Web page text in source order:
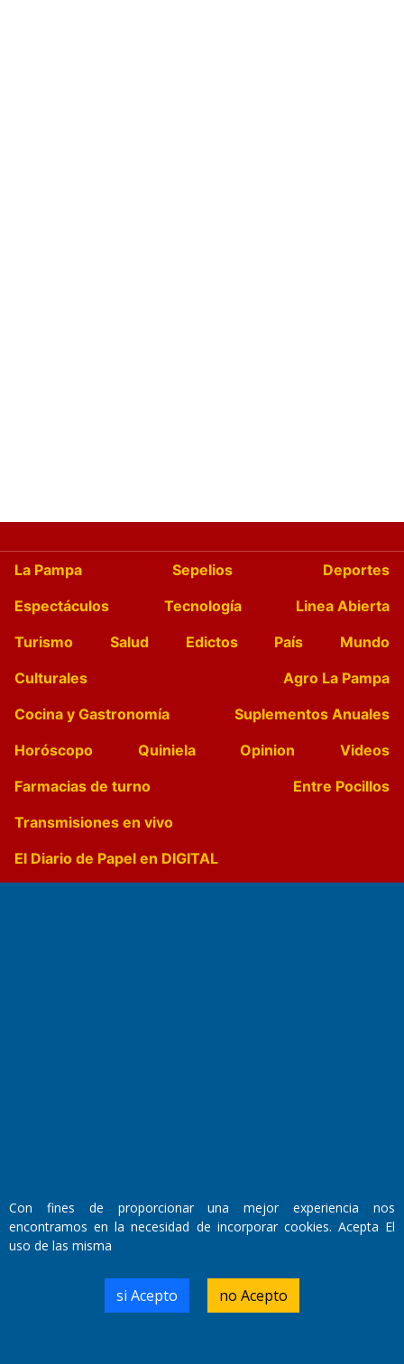
La Pampa Sepelios
Deportes
Espectáculos
Tecnología
Linea Abierta
Turismo
Salud Edictos País
Mundo
Culturales
Agro La Pampa
Cocina y Gastronomía
Suplementos Anuales
Horóscopo
Quiniela Opinion
Videos
Farmacias de turno
Entre Pocillos
Transmisiones en vivo
El Diario de Papel en DIGITAL
Walter René Goñi
Domicilio Legal: José Ingenieros 855,
Santa Rosa, La Pampa.
Número de Registro DNDA:
Con fines de proporcionar una mejor experiencia nos
encontramos en la necesidad de incorporar cookies. Acepta El
uso de las misma
si Acepto no Acepto